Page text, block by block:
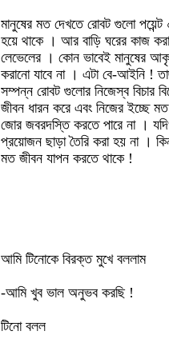
মানুষের মত দেখতে রোবট গুলো পয়েন্ট
হয়ে থাকে । আর বাড়ি ঘরের কাজ
লেভেলের । কোন ভাবেই মানুষের
করানো যাবে না । এটা বে-আইনি !
সম্পন্ন রোবট গুলোর নিজেস্ব বিচার
জীবন ধারন করে এবং নিজের ইচ্ছে
জোর জবরদস্তি করতে পারে না ।
প্রয়োজন ছাড়া তৈরি করা হয় না ।
মত জীবন যাপন করতে থাকে !
আমি টিনোকে বিরক্ত মুখে বললাম
-আমি খুব ভাল অনুভব করছি !
টিনো বলল